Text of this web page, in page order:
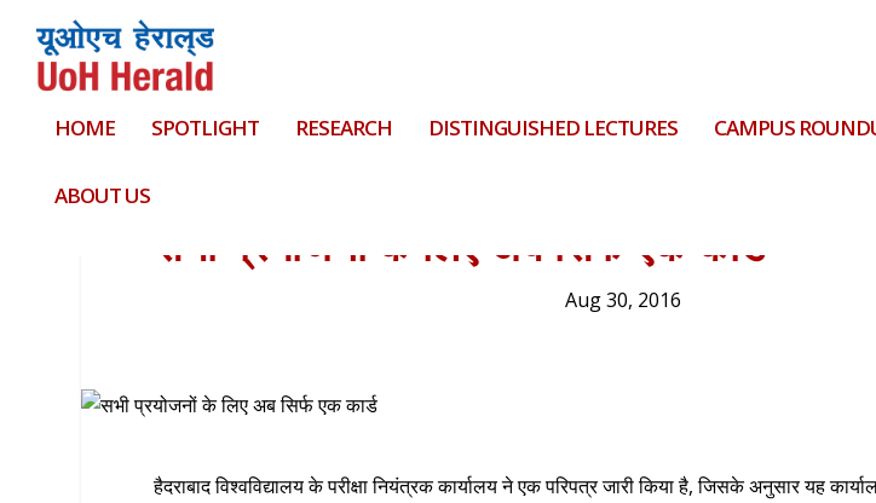
HOME SPOTLIGHT RESEARCH DISTINGUISHED LECTURES CAMPUS
ABOUT US
सभी प्रयोजनों के लिए अब सिर्फ एक कार्ड
Aug 30, 2016
हैदराबाद विश्वविद्यालय के परीक्षा नियंत्रक कार्यालय ने एक परिपत्र जारी किया है, जिसके अनुसार यह